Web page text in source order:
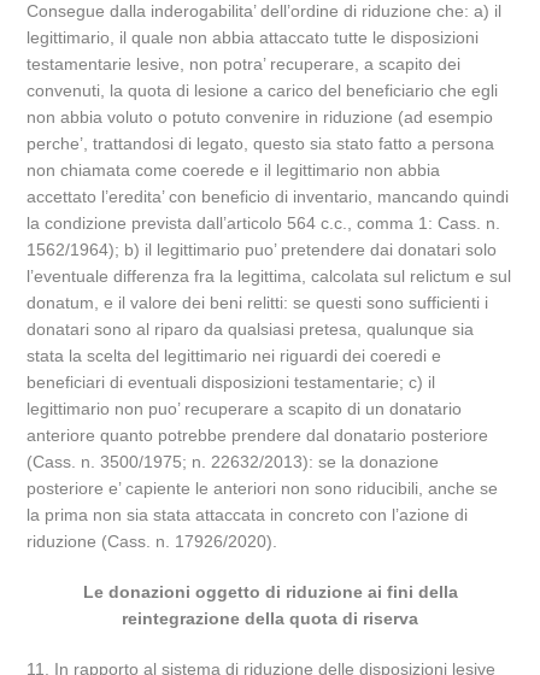
Consegue dalla inderogabilita’ dell’ordine di riduzione che: a) il
legittimario, il quale non abbia attaccato tutte le disposizioni
testamentarie lesive, non potra’ recuperare, a scapito dei
convenuti, la quota di lesione a carico del beneficiario che egli
non abbia voluto o potuto convenire in riduzione (ad esempio
perche’, trattandosi di legato, questo sia stato fatto a persona
non chiamata come coerede e il legittimario non abbia
accettato l’eredita’ con beneficio di inventario, mancando quindi
la condizione prevista dall’articolo 564 c.c., comma 1: Cass. n.
1562/1964); b) il legittimario puo’ pretendere dai donatari solo
l’eventuale differenza fra la legittima, calcolata sul relictum e sul
donatum, e il valore dei beni relitti: se questi sono sufficienti i
donatari sono al riparo da qualsiasi pretesa, qualunque sia
stata la scelta del legittimario nei riguardi dei coeredi e
beneficiari di eventuali disposizioni testamentarie; c) il
legittimario non puo’ recuperare a scapito di un donatario
anteriore quanto potrebbe prendere dal donatario posteriore
(Cass. n. 3500/1975; n. 22632/2013): se la donazione
posteriore e’ capiente le anteriori non sono riducibili, anche se
la prima non sia stata attaccata in concreto con l’azione di
riduzione (Cass. n. 17926/2020).
Le donazioni oggetto di riduzione ai fini della
reintegrazione della quota di riserva
11. In rapporto al sistema di riduzione delle disposizioni lesive